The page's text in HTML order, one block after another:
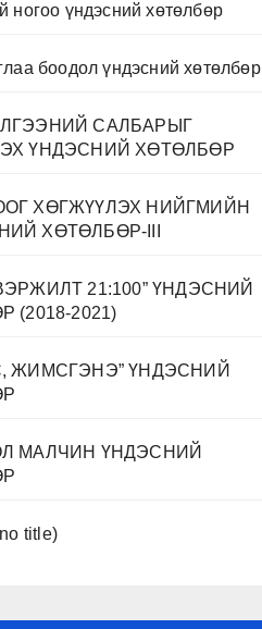
ногоо үндэсний хөтөлбөр
боодол үндэсний хөтөлбөр
САЛБАРЫГ
ҮНДЭСНИЙ ХӨТӨЛБӨР
ХӨГЖҮҮЛЭХ НИЙГМИЙН
ХӨТӨЛБӨР-III
21:100” ҮНДЭСНИЙ
(2018-2021)
ЖИМСГЭНЭ” ҮНДЭСНИЙ
МАЛЧИН ҮНДЭСНИЙ
title)